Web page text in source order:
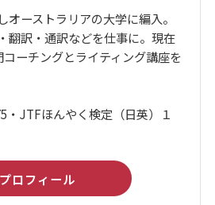
オーストラリアの大学に編入。
翻訳・通訳などを仕事に。現在
ーチングとライティング講座を
・JTFほんやく検定（日英）１
プロフィール